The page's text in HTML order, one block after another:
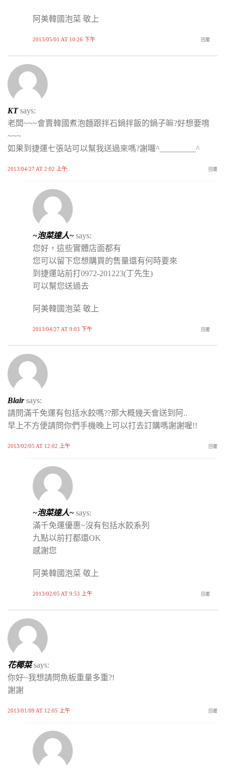
阿美韓國泡菜 敬上
2013/05/01 AT 10:26 下午 回覆
KT says:
老闆~~~會賣韓國煮泡麵跟拌石鍋拌飯的鍋子嘛?好想要唷
~~~
如果到捷運七張站可以幫我送過來嗎?謝囉^_________^
2013/04/27 AT 2:02 上午 回覆
~泡菜達人~ says:
您好，這些實體店面都有
您可以留下您想購買的售量還有何時要來
到捷運站前打0972-201223(丁先生)
可以幫您送過去
阿美韓國泡菜 敬上
2013/04/27 AT 9:03 下午 回覆
Blair says:
請問滿千免運有包括水餃嗎??那大概幾天會送到阿..
早上不方便請問你們手機晚上可以打去訂購嗎謝謝喔!!
2013/02/05 AT 12:02 上午 回覆
~泡菜達人~ says:
滿千免運優惠~沒有包括水餃系列
九點以前打都還OK
感謝您
阿美韓國泡菜 敬上
2013/02/05 AT 9:53 上午 回覆
花椰菜 says:
你好~我想請問魚板重量多重?!
謝謝
2013/01/09 AT 12:05 上午 回覆